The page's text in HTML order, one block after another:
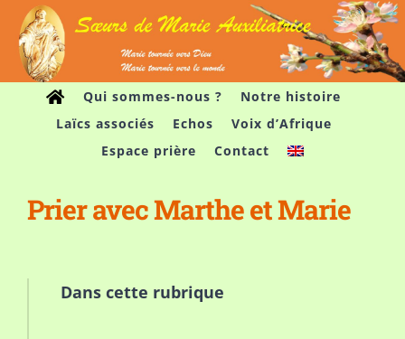
Passer
contenu
Qui sommes-nous ?
Notre histoire
Laïcs associés
Echos
Voix d’Afrique
Espace prière
Contact
Prier avec Marthe et Marie
Dans cette rubrique